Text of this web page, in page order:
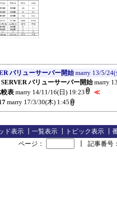
バリューサーバー開始 marry 13/5/24(
バリューサーバー開始marry
表 marry 14/11/16(日) 19:23
≪
marry 17/3/30(木) 1:45
ド表示 一覧表示 トピック表示
ページ： 記事番号：